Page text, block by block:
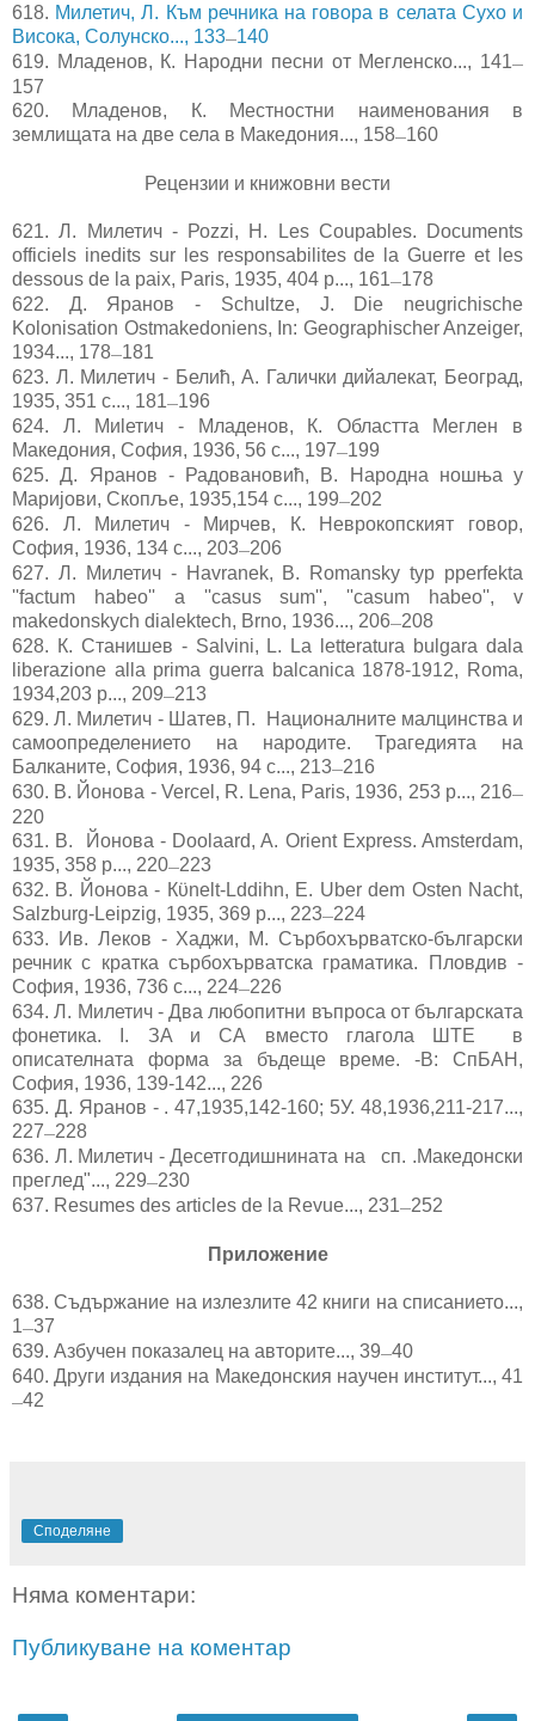
618. Милетич, Л. Към речника на говора в селата Сухо и
Висока, Солунско..., 133—140
619. Младенов, К. Народни песни от Мегленско..., 141—
157
620.
Младенов, К. Местностни наименования в
землищата на две села в Македония..., 158—160
Рецензии и книжовни вести
621. Л. Милетич - Роzzi, H. Les Coupables. Documents
officiels inedits sur les responsabilites de la Guerre et les
dessous de la paix, Paris, 1935, 404 р..., 161—178
622.
Д. Яранов - Schultze, J. Die neugrichische
Kolonisation Ostmakedoniens, In: Geographischer Anzeiger,
1934..., 178—181
623. Л. Милетич - Белић, А. Галички дийалекат, Београд,
1935, 351 с..., 181—196
624.
Л. Миlетич - Младенов, К. Областта Меглен в
Македония, София, 1936, 56 с..., 197—199
625. Д. Яранов - Радовановић, В. Народна ношња у
Мариjoви, Скопље, 1935,154 с..., 199—202
626. Л. Милетич - Мирчев, К. Неврокопският говор,
София, 1936, 134 с..., 203—206
627. Л. Милетич - Наvranek, B. Romansky typ pperfekta
''factum habeo'' a ''casus sum'', ''casum habeo'', v
makedonskych dialektech, Brno, 1936..., 206—208
628. К. Станишев - Salvini, L. La letteratura bulgara dala
liberazione alla prima guerra balcanica 1878-1912, Roma,
1934,203 р..., 209—213
629. Л. Милетич - Шатев, П. Националните малцинства и
самоопределението на народите. Трагедията на
Балканите, София, 1936, 94 с..., 213—216
630. В. Йонова - Vercel, R. Lena, Paris, 1936, 253 р..., 216—
220
631. В. Йонова - Doolaard, A. Orient Express. Amsterdam,
1935, 358 р..., 220—223
632. В. Йонова - Кϋnelt-Lddihn, E. Uber dem Osten Nacht,
Salzburg-Leipzig, 1935, 369 р..., 223—224
633.
Ив. Леков - Хаджи, М. Сърбохърватско-български
речник с кратка сърбохърватска граматика. Пловдив -
София, 1936, 736 с..., 224—226
634. Л. Милетич - Два любопитни въпроса от българската
фонетика. I. ЗA и СА вместо глагола ШТE в
описателната форма за бъдеще време. -В: СпБАН,
София, 1936, 139-142..., 226
635. Д. Яранов - . 47,1935,142-160; 5У. 48,1936,211-217...,
227—228
636. Л. Милетич - Десетгодишнината на сп. .Македонски
преглед"..., 229—230
637. Resumes des articles de la Revue..., 231—252
Приложение
638. Съдържание на излезлите 42 книги на списанието...,
1—37
639. Азбучен показалец на авторите..., 39—40
640. Други издания на Македонския научен институт..., 41
—42
Споделяне
Няма коментари:
Публикуване на коментар